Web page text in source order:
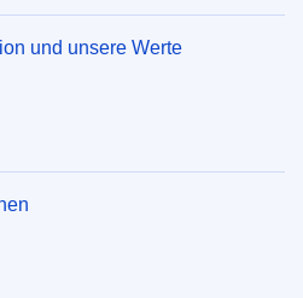
und unsere Werte